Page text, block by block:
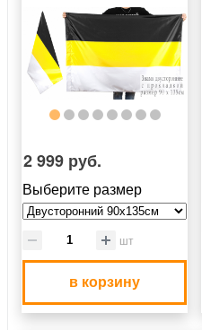
2 999 руб.
Выберите размер
шт
в корзину